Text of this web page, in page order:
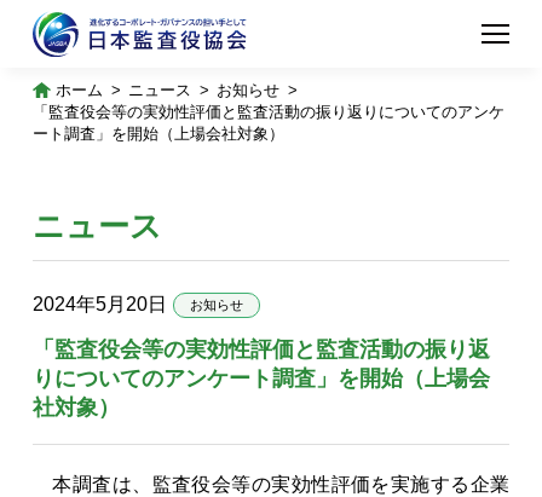
ホーム ニュース
お知らせ
「監査役会等の実効性評価と監査活動の振り返りについてのアンケ
ート調査」を開始（上場会社対象）
ニュース
2024年5月20日 お知らせ
「監査役会等の実効性評価と監査活動の振り返
りについてのアンケート調査」を開始（上場会
社対象）
本調査は、監査役会等の実効性評価を実施する企業